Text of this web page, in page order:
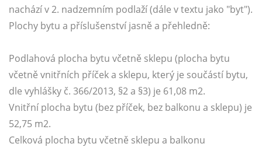
nachází v 2. nadzemním podlaží (dále v textu jako "byt").
Plochy bytu a příslušenství jasně a přehledně:
Podlahová plocha bytu včetně sklepu (plocha bytu
včetně vnitřních příček a sklepu, který je součástí bytu,
dle vyhlášky č. 366/2013, §2 a §3) je 61,08 m2.
Vnitřní plocha bytu (bez příček, bez balkonu a sklepu) je
52,75 m2.
Celková plocha bytu včetně sklepu a balkonu